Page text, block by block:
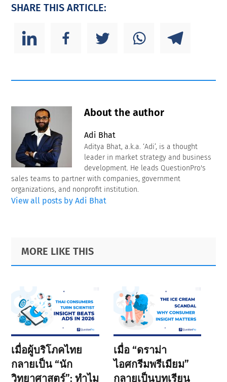
SHARE THIS ARTICLE:
About the author
Adi Bhat
Aditya Bhat, a.k.a. ‘Adi’, is a thought
leader in market strategy and business
development. He leads QuestionPro's
sales teams to partner with companies, government
organizations, and nonprofit institution.
View all posts by Adi Bhat
Primary
Sidebar
Footer
MORE LIKE THIS
เมื่อผู้บริโภคไทย
กลายเป็น “นัก
วิทยาศาสตร์”: ทำไม
เมื่อ “ดราม่า
ไอศกรีมพรีเมียม”
กลายเป็นบทเรียน